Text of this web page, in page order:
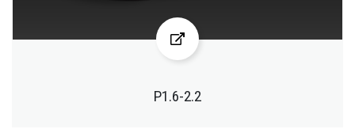
P1.6-2.2